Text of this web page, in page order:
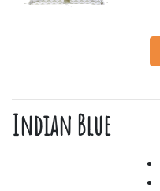
Indian Blue